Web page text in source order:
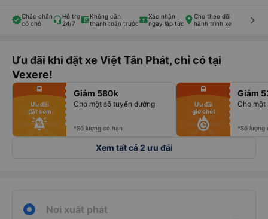
Chắc chắn
có chỗ
Hỗ trợ
24/7
Không cần
thanh toán trước
Xác nhận
ngay lập tức
Cho theo dõi
hành trình xe
keyboard_arrow_right
Ưu đãi khi đặt xe Việt Tân Phát, chỉ có tại
Vexere!
fiber_manual_record
fiber_manual_record
fiber_manual_record
fiber_manual_record
fiber_manual_record
fiber_manual_record
fiber_manual_record
directions_bus
Ưu đãi
đặt sớm
Giảm 580k
Cho một số tuyến đường
*Số lượng có hạn
fiber_manual_record
fiber_manual_record
fiber_manual_record
fiber_manual_record
fiber_manual_record
fiber_manual_record
fiber_manual_record
directions_bus
Ưu đãi
giờ chót
Giảm
Cho một
*Số lượng
Xem tất cả 2 ưu đãi
Nơi xuất phát